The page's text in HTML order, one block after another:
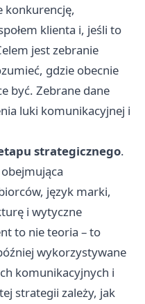
konkurencję,
klienta i, jeśli to
jest zebranie
gdzie obecnie
być. Zebrane dane
luki komunikacyjnej i
strategicznego.
język marki,
i wytyczne
to nie teoria – to
wykorzystywane
komunikacyjnych i
strategii zależy, jak